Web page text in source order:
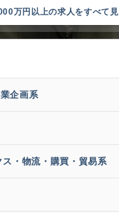
万円以上の求人をすべて見
企画系
・物流・購買・貿易系